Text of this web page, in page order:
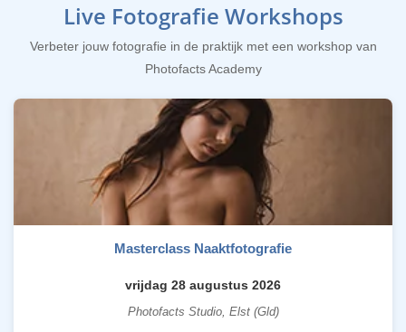
Live Fotografie Workshops
Verbeter jouw fotografie in de praktijk met een workshop van
Photofacts Academy
Masterclass Naaktfotografie
vrijdag 28 augustus 2026
Photofacts Studio, Elst (Gld)